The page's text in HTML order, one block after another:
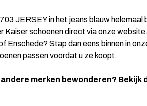
JERSEY in het jeans blauw helemaal
Kaiser schoenen direct via onze
Enschede? Stap dan eens binnen in
passen voordat u ze koopt.
merken bewonderen? Bekijk